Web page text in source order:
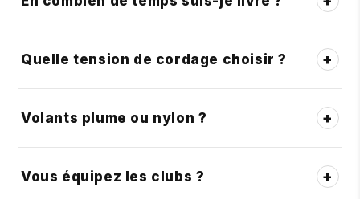
Quelle tension de cordage choisir ? +
Volants plume ou nylon ? +
Vous équipez les clubs ? +